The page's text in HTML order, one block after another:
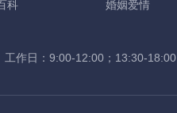
科 婚姻爱情
工作日：9:00-12:00；13:30-18:00